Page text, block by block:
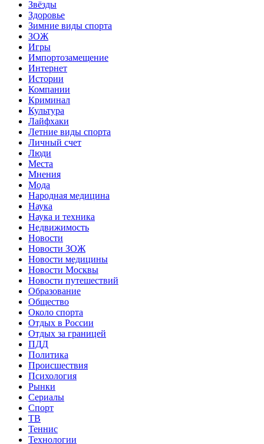
Звёзды
Здоровье
Зимние виды спорта
ЗОЖ
Игры
Импортозамещение
Интернет
Истории
Компании
Криминал
Культура
Лайфхаки
Летние виды спорта
Личный счет
Люди
Места
Мнения
Мода
Народная медицина
Наука
Наука и техника
Недвижимость
Новости
Новости ЗОЖ
Новости медицины
Новости Москвы
Новости путешествий
Образование
Общество
Около спорта
Отдых в России
Отдых за границей
ПДД
Политика
Происшествия
Психология
Рынки
Сериалы
Спорт
ТВ
Теннис
Технологии